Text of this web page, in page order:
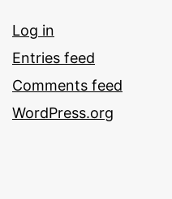
Log in
Entries feed
Comments feed
WordPress.org